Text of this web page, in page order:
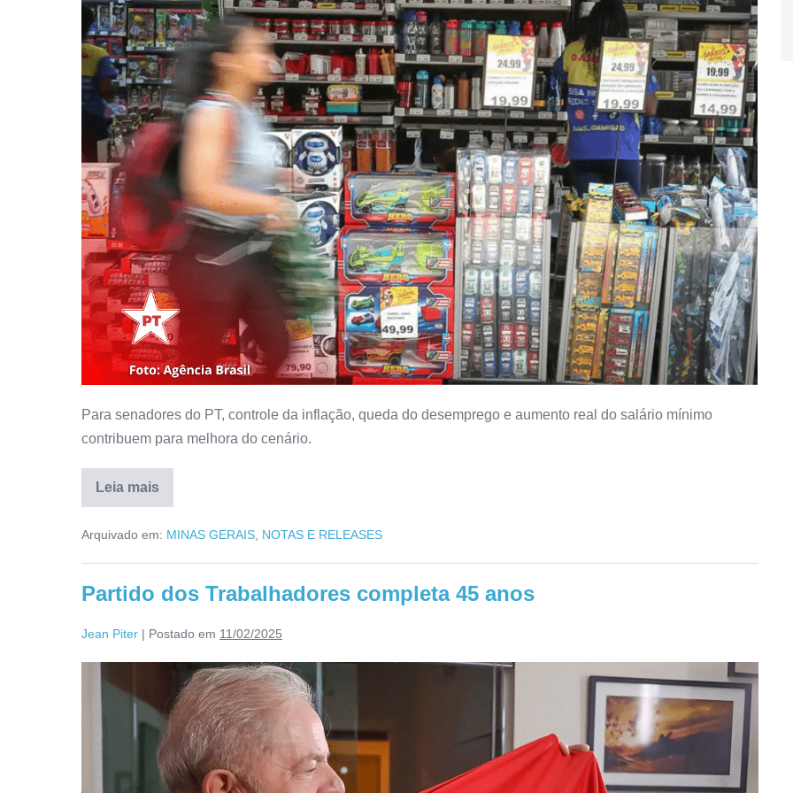
Para senadores do PT, controle da inflação, queda do desemprego e aumento real do salário mínimo
contribuem para melhora do cenário.
Leia mais
Arquivado em: MINAS GERAIS NOTAS E RELEASES
Partido dos Trabalhadores completa 45 anos
Jean Piter | Postado em 11/02/2025